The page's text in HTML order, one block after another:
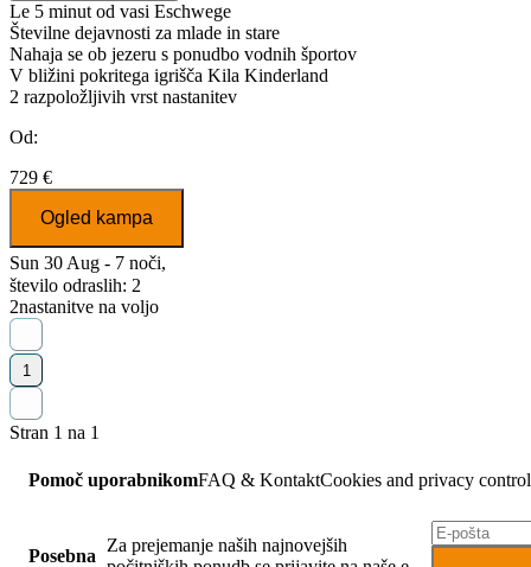
Le 5 minut od vasi Eschwege
Številne dejavnosti za mlade in stare
Nahaja se ob jezeru s ponudbo vodnih športov
V bližini pokritega igrišča Kila Kinderland
2 razpoložljivih vrst nastanitev
Od:
729 €
Ogled kampa
Sun 30 Aug - 7 noči,
število odraslih: 2
2nastanitve na voljo
1
Stran 1 na 1
Pomoč uporabnikomFAQ & KontaktCookies and privacy control
Posebna
Za prejemanje naših najnovejših